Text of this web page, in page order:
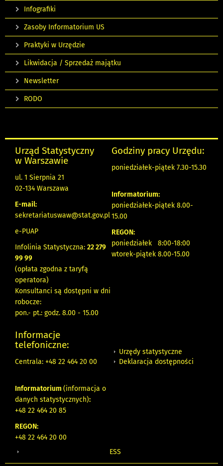
Infografiki
Zasoby Informatorium US
Praktyki w Urzędzie
Likwidacja / Sprzedaż majątku
Newsletter
RODO
Urząd Statystyczny
w Warszawie
ul. 1 Sierpnia 21
02-134 Warszawa
E-mail:
sekretariatuswaw@stat.gov.pl
e-PUAP
Infolinia Statystyczna: 22 279
99 99
(opłata zgodna z taryfą
operatora)
Konsultanci są dostępni w dni
robocze:
pon.- pt.: godz. 8.00 - 15.00
Godziny pracy Urzędu:
poniedziałek-piątek 7.30-15.30
Informatorium:
poniedziałek-piątek 8.00-
15.00
REGON:
poniedziałek 8:00-18:00
wtorek-piątek 8.00-15.00
Informacje
telefoniczne:
Centrala: +48 22 464 20 00
Informatorium (informacja o
danych statystycznych):
+48 22 464 20 85
REGON:
+48 22 464 20 00
Urzędy statystyczne
Deklaracja dostępności
ESS